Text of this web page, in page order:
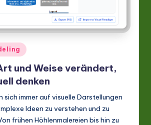
und Weise verändert,
denken
sich immer auf visuelle Darstellungen
Ideen zu verstehen und zu
frühen Höhlenmalereien bis hin zu